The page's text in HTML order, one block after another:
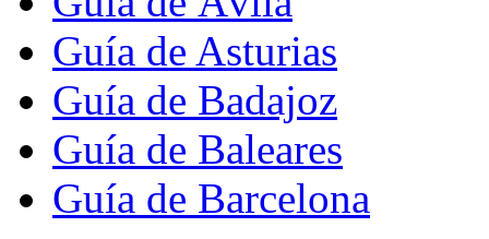
Guía de Asturias
Guía de Badajoz
Guía de Baleares
Guía de Barcelona